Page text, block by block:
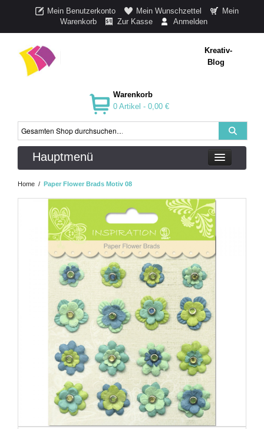
Mein Benutzerkonto Mein Wunschzettel
Mein
Warenkorb
Zur Kasse Anmelden
Kreativ-
Blog
Warenkorb
0 Artikel - 0,00 €
Hauptmenü
Home / Paper Flower Brads Motiv 08